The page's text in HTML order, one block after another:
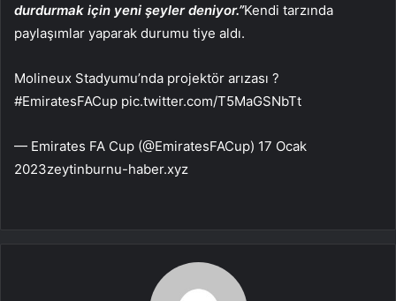
durdurmak için yeni şeyler deniyor.”Kendi tarzında
paylaşımlar yaparak durumu tiye aldı.
Molineux Stadyumu’nda projektör arızası ?
#EmiratesFACup pic.twitter.com/T5MaGSNbTt
— Emirates FA Cup (@EmiratesFACup) 17 Ocak
2023zeytinburnu-haber.xyz